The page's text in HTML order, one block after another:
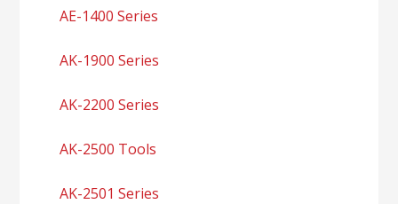
AE-1400 Series
AK-1900 Series
AK-2200 Series
AK-2500 Tools
AK-2501 Series